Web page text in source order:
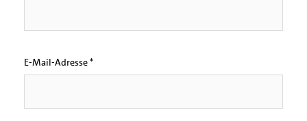
E-Mail-Adresse*